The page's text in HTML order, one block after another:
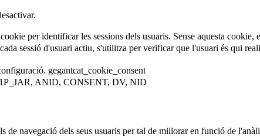
per identificar les sessions dels usuaris. Sense aquesta
sessió d'usuari actiu, s'utilitza per verificar que l'usuari és qui
gegantcat_cookie_consent
1P_JAR, ANID, CONSENT, DV, NID
navegació dels seus usuaris per tal de millorar en funció de